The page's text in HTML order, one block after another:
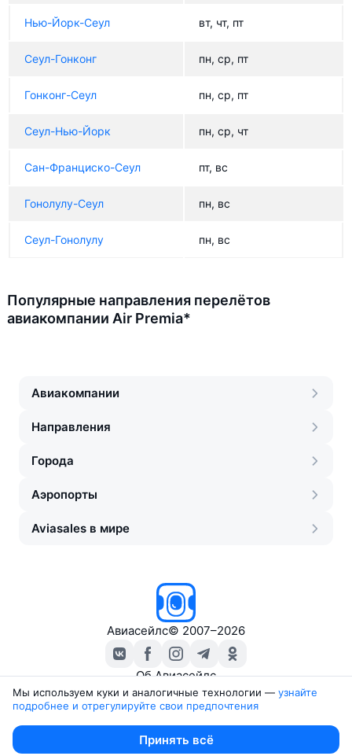
Нью-Йорк-Сеул вт, чт, пт
Сеул-Гонконг пн, ср, пт
Гонконг-Сеул пн, ср, пт
Сеул-Нью-Йорк пн, ср, чт
Сан-Франциско-Сеул пт, вс
Гонолулу-Сеул пн, вс
Сеул-Гонолулу пн, вс
Популярные направления перелётов
авиакомпании Air Premia*
Авиакомпании
Направления
Города
Аэропорты
Aviasales в мире
Авиасейлс© 2007–2026
Об Авиасейлс
Пресс‑центр
Travelpayouts
Юридические документы
Мы используем куки и аналогичные технологии — узнайте
подробнее и отрегулируйте свои предпочтения
Принять всё